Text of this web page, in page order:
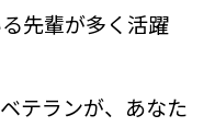
先輩が多く活躍
テランが、あなた